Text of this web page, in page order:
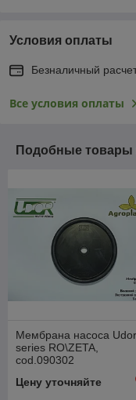
Условия оплаты
Безналичный
Все условия оплаты
Подобные товары
Мембрана насоса Udor
series RO\ZETA,
cod.090302
Цену уточняйте